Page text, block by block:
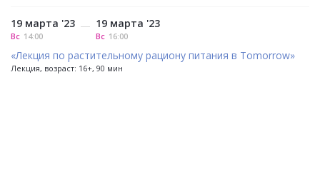
19 марта '23
Вс 14:00
— 19 марта '23
Вс 16:00
«Лекция по растительному рациону питания в Tomorrow»
Лекция, возраст: 16+, 90 мин